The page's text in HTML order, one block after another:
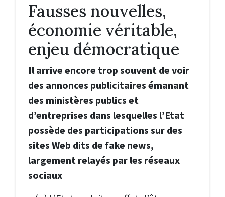
Fausses nouvelles,
économie véritable,
enjeu démocratique
Il arrive encore trop souvent de voir
des annonces publicitaires émanant
des ministères publics et
d’entreprises dans lesquelles l’Etat
possède des participations sur des
sites Web dits de fake news,
largement relayés par les réseaux
sociaux